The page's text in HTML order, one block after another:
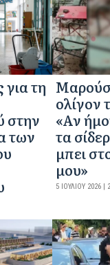
για τη
στην
των
ολίγον
«Αν
τα
μπει
μου»
5 ΙΟΥΛΊΟΥ 2026 |